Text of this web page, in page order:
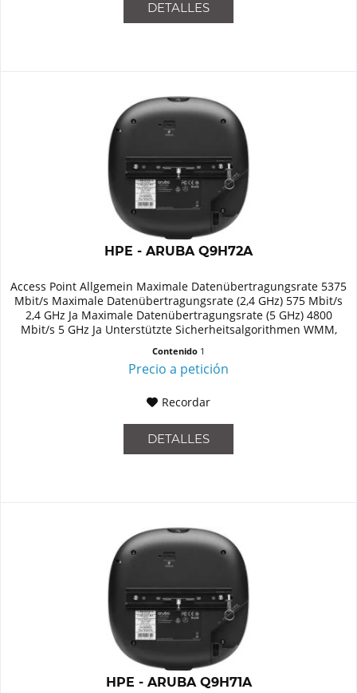
DETALLES
HPE - ARUBA Q9H72A
Access Point Allgemein Maximale Datenübertragungsrate 5375
Mbit/s Maximale Datenübertragungsrate (2,4 GHz) 575 Mbit/s
2,4 GHz Ja Maximale Datenübertragungsrate (5 GHz) 4800
Mbit/s 5 GHz Ja Unterstützte Sicherheitsalgorithmen WMM,
Contenido 1
Precio a petición
Recordar
DETALLES
HPE - ARUBA Q9H71A